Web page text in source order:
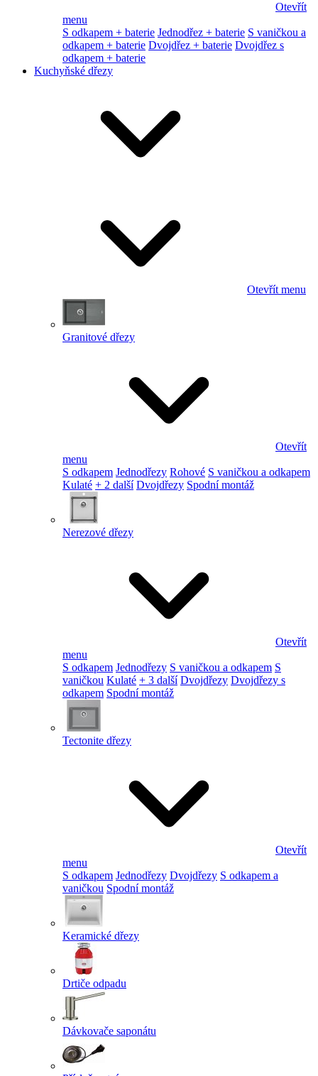
Otevřít
menu
S odkapem + baterie Jednodřez + baterie S vaničkou a
odkapem + baterie Dvojdřez + baterie Dvojdřez s
odkapem + baterie
Kuchyňské dřezy
Otevřít menu
Granitové dřezy
Otevřít
menu
S odkapem Jednodřezy Rohové S vaničkou a odkapem
Kulaté + 2 další Dvojdřezy Spodní montáž
Nerezové dřezy
Otevřít
menu
S odkapem Jednodřezy S vaničkou a odkapem S
vaničkou Kulaté + 3 další Dvojdřezy Dvojdřezy s
odkapem Spodní montáž
Tectonite dřezy
Otevřít
menu
S odkapem Jednodřezy Dvojdřezy S odkapem a
vaničkou Spodní montáž
Keramické dřezy
Drtiče odpadu
Dávkovače saponátu